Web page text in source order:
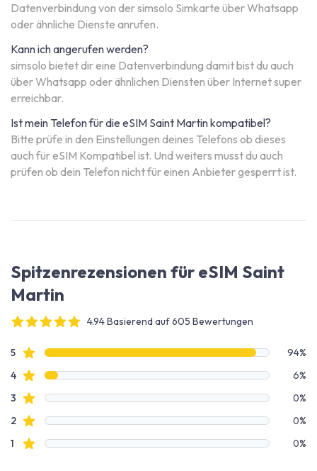
Datenverbindung von der simsolo Simkarte über Whatsapp
oder ähnliche Dienste anrufen.
Kann ich angerufen werden?
simsolo bietet dir eine Datenverbindung damit bist du auch
über Whatsapp oder ähnlichen Diensten über Internet super
erreichbar.
Ist mein Telefon für die eSIM Saint Martin kompatibel?
Bitte prüfe in den Einstellungen deines Telefons ob dieses
auch für eSIM Kompatibel ist. Und weiters musst du auch
prüfen ob dein Telefon nicht für einen Anbieter gesperrt ist.
Spitzenrezensionen für eSIM Saint
Martin
4.94 Basierend auf 605 Bewertungen
Bewertungsdaten
5Sterne Bewertungen
94%
4Sterne Bewertungen
6%
3 Sterne Bewertungen
0%
2Sterne Bewertungen
0%
1 Sterne Bewertungen 0%